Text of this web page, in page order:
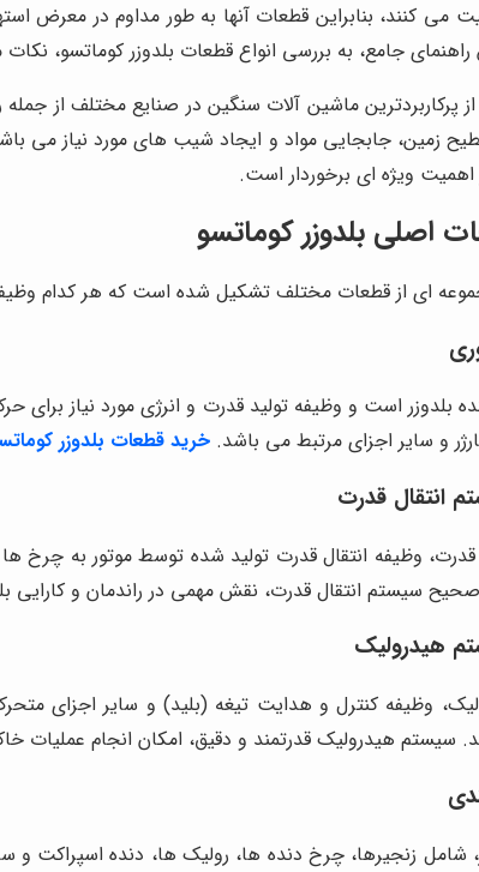
می کنند، بنابراین قطعات آنها به طور مداوم در معرض
جامع، به بررسی انواع قطعات بلدوزر کوماتسو،
پرکاربردترین ماشین آلات سنگین در صنایع مختلف از
زمین، جابجایی مواد و ایجاد شیب های مورد نیاز می
ویژه ای برخوردار است.
اصلی بلدوزر کوماتسو
ای از قطعات مختلف تشکیل شده است که هر کدام
بلدوزر است و وظیفه تولید قدرت و انرژی مورد نیاز
و سایر اجزای مرتبط می باشد. خرید قطعات بلدوزر
انتقال قدرت
وظیفه انتقال قدرت تولید شده توسط موتور به چرخ
سیستم انتقال قدرت، نقش مهمی در راندمان و کارایی
هیدرولیک
وظیفه کنترل و هدایت تیغه (بلید) و سایر اجزای
سیستم هیدرولیک قدرتمند و دقیق، امکان انجام عملیات
شامل زنجیرها، چرخ دنده ها، رولیک ها، دنده اسپراکت